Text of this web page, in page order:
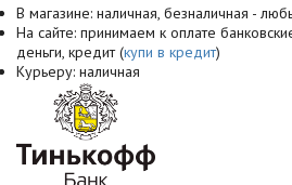
В магазине: наличная, безналичная -
На сайте: принимаем к оплате
деньги, кредит (купи в кредит)
Курьеру: наличная